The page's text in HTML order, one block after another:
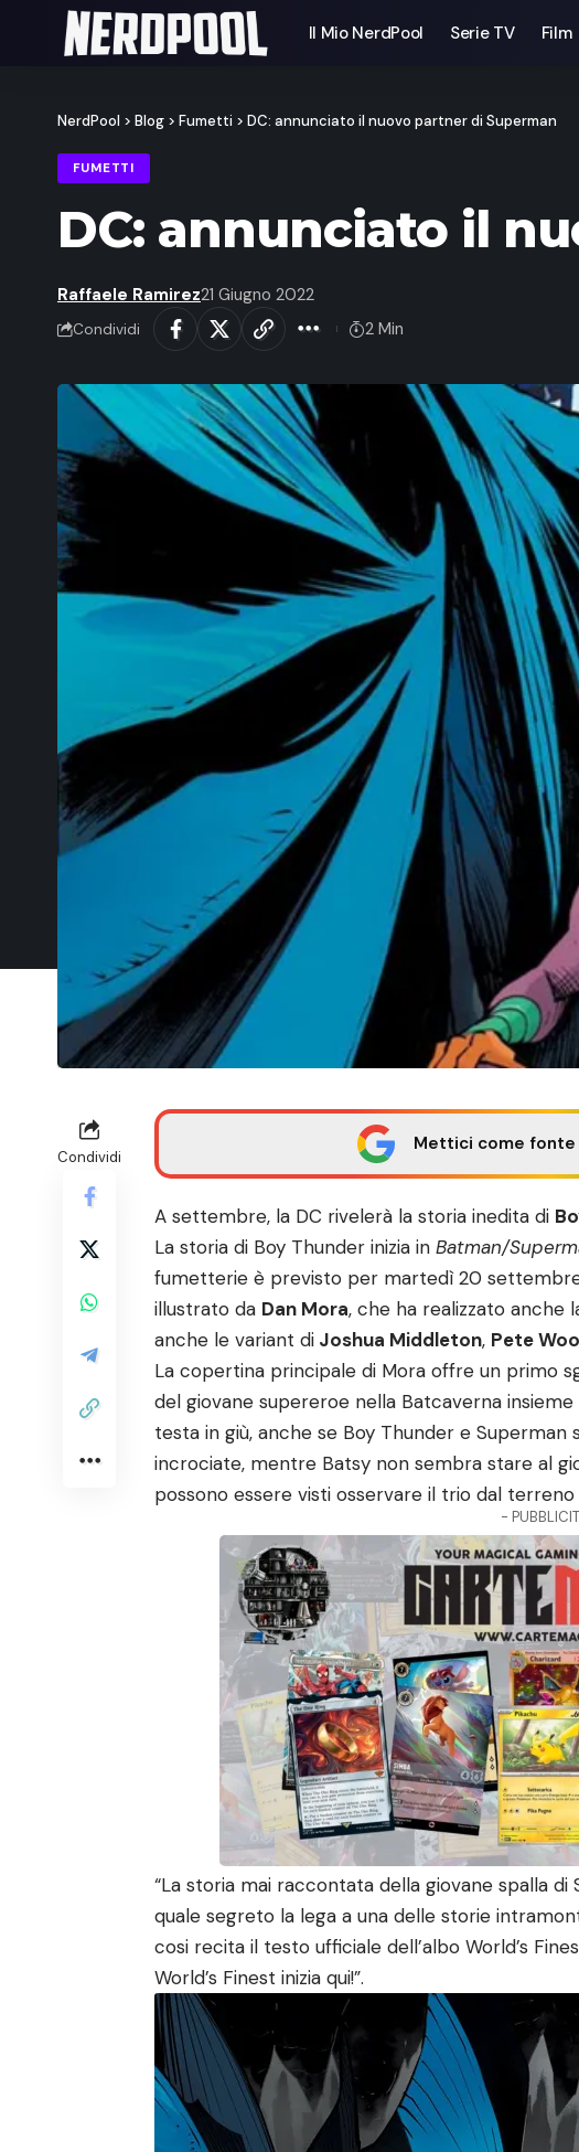
Il Mio NerdPool Serie TV Film
NerdPool > Blog > Fumetti > DC: annunciato il nuovo partner di Superman
FUMETTI
DC: annunciato il
Raffaele Ramirez21 Giugno 2022
Condividi 2 Min
Condividi
Mettici come
A settembre, la DC rivelerà la storia inedita di
La storia di Boy Thunder inizia in Batman/
fumetterie è previsto per martedì 20
illustrato da Dan Mora, che ha realizzato anche
anche le variant di Joshua Middleton, Pete
La copertina principale di Mora offre un primo
del giovane supereroe nella Batcaverna
testa in giù, anche se Boy Thunder e
incrociate, mentre Batsy non sembra stare al
possono essere visti osservare il trio dal
-
“La storia mai raccontata della giovane spalla
quale segreto la lega a una delle storie
cosi recita il testo ufficiale dell’albo World’s
World’s Finest inizia qui!”.